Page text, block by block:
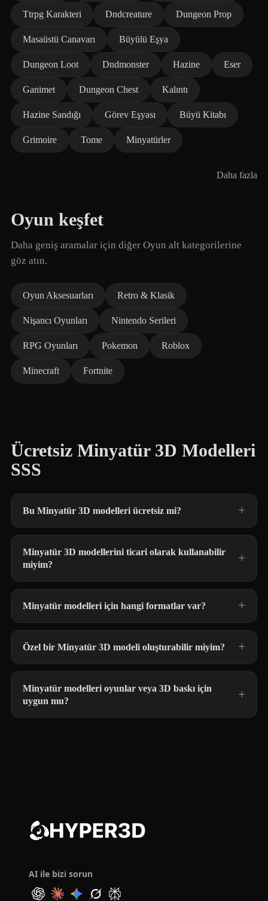
Ttrpg Karakteri Dndcreature Dungeon Prop
Masaüstü Canavarı Büyülü Eşya
Dungeon Loot Dndmonster Hazine Eser
Ganimet Dungeon Chest Kalıntı
Hazine Sandığı Görev Eşyası Büyü Kitabı
Grimoire Tome Minyatürler
Daha fazla
Oyun keşfet
Daha geniş aramalar için diğer Oyun alt kategorilerine
göz atın.
Oyun Aksesuarları Retro & Klasik
Nişancı Oyunları Nintendo Serileri
RPG Oyunları Pokemon Roblox
Minecraft Fortnite
Ücretsiz Minyatür 3D Modelleri
SSS
Bu Minyatür 3D modelleri ücretsiz mi?
Minyatür 3D modellerini ticari olarak kullanabilir
miyim?
Minyatür modelleri için hangi formatlar var?
Özel bir Minyatür 3D modeli oluşturabilir miyim?
Minyatür modelleri oyunlar veya 3D baskı için
uygun mu?
AI ile bizi sorun